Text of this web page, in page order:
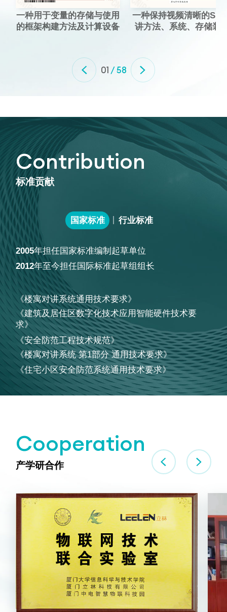
一种用于变量的存储与使用
的框架构建方法及计算设备
一种保持视频清晰的SIP
讲方法、系统、存储装
 01 / 58 
Contribution
标准贡献
国家标准 行业标准
2005年担任国家标准编制起草单位
2012年至今担任国际标准起草组组长
《楼寓对讲系统通用技术要求》
《建筑及居住区数字化技术应用智能硬件技术要
求》
《安全防范工程技术规范》
《楼寓对讲系统 第1部分 通用技术要求》
《住宅小区安全防范系统通用技术要求》
Cooperation
产学研合作  